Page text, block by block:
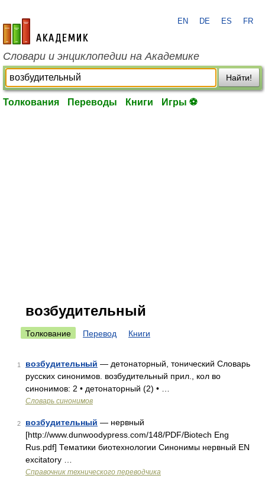
academic.ru
EN DE ES FR
Словари и энциклопедии на Академике
Найти!
Толкования Переводы Книги Игры ⚽
возбудительный
Толкование Перевод Книги
1 возбудительный — детонаторный, тонический Словарь
русских синонимов. возбудительный прил., кол во
синонимов: 2 • детонаторный (2) • …
Словарь синонимов
2 возбудительный — нервный
[http://www.dunwoodypress.com/148/PDF/Biotech Eng
Rus.pdf] Тематики биотехнологии Синонимы нервный EN
excitatory …
Справочник технического переводчика